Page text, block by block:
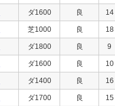
ダ1600 良 14
芝1000 良 18
ダ1800 良 9
ダ1600 良 10
ダ1400 良 16
ダ1700 良 15